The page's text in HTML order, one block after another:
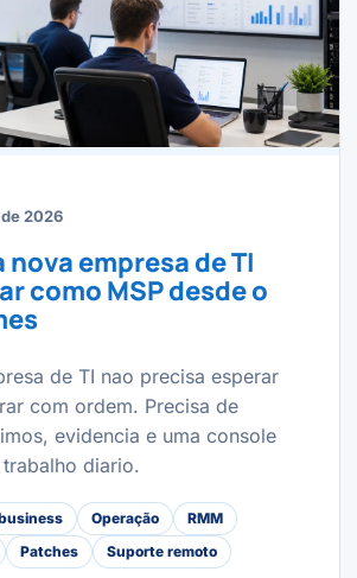
2026
nova empresa de TI
como MSP desde o
de TI nao precisa esperar
com ordem. Precisa de
evidencia e uma console
diario.
Operação
RMM
Patches
Suporte remoto